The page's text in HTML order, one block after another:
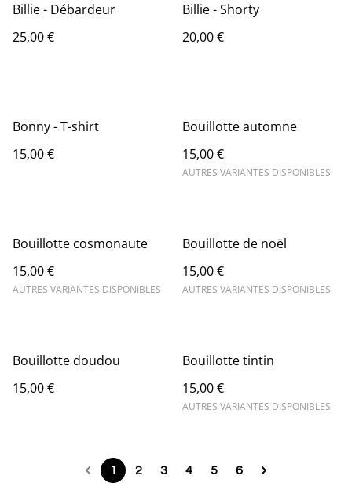
Billie - Débardeur
25,00 €
Billie - Shorty
20,00 €
Bonny - T-shirt
15,00 €
Bouillotte automne
15,00 €
AUTRES VARIANTES DISPONIBLES
Bouillotte cosmonaute
15,00 €
AUTRES VARIANTES DISPONIBLES
Bouillotte de noël
15,00 €
AUTRES VARIANTES DISPONIBLES
Bouillotte doudou
15,00 €
Bouillotte tintin
15,00 €
AUTRES VARIANTES DISPONIBLES
1 2 3 4 5 6